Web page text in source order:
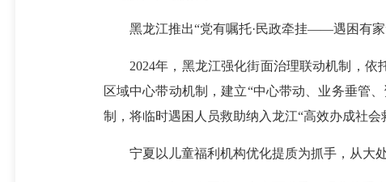
黑龙江推出“党有嘱托·民政牵挂——遇困有
2024年，黑龙江强化街面治理联动机制，依
区域中心带动机制，建立“中心带动、业务垂管
制，将临时遇困人员救助纳入龙江“高效办成社
宁夏以儿童福利机构优化提质为抓手，从大